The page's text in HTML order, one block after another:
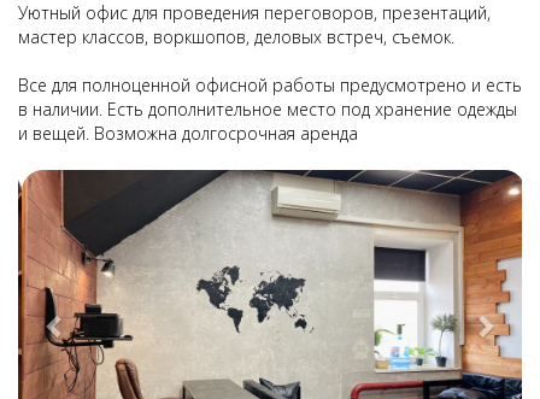
Уютный офис для проведения переговоров, презентаций,
мастер классов, воркшопов, деловых встреч, съемок.
Все для полноценной офисной работы предусмотрено и есть
в наличии. Есть дополнительное место под хранение одежды
и вещей. Возможна долгосрочная аренда
Previous Next